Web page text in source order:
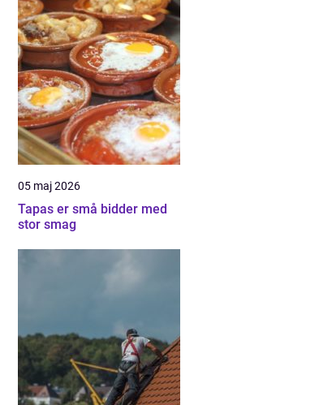
05 maj 2026
Tapas er små bidder med
stor smag